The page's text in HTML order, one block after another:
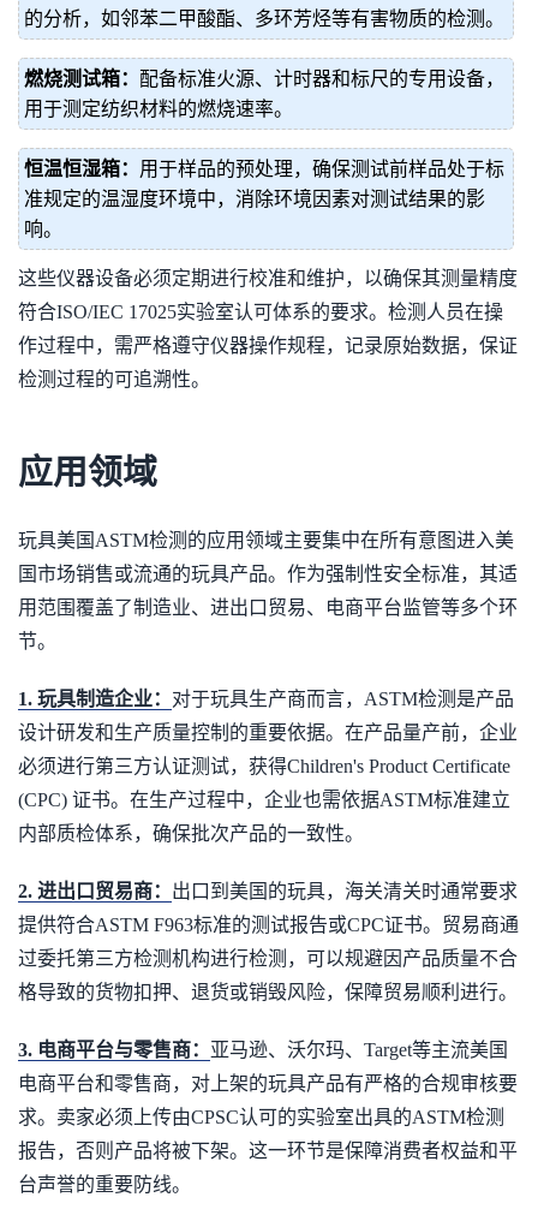
的分析，如邻苯二甲酸酯、多环芳烃等有害物质的检测。
燃烧测试箱： 配备标准火源、计时器和标尺的专用设备，
用于测定纺织材料的燃烧速率。
恒温恒湿箱： 用于样品的预处理，确保测试前样品处于标
准规定的温湿度环境中，消除环境因素对测试结果的影
响。
这些仪器设备必须定期进行校准和维护，以确保其测量精度
符合ISO/IEC 17025实验室认可体系的要求。检测人员在操
作过程中，需严格遵守仪器操作规程，记录原始数据，保证
检测过程的可追溯性。
应用领域
玩具美国ASTM检测的应用领域主要集中在所有意图进入美
国市场销售或流通的玩具产品。作为强制性安全标准，其适
用范围覆盖了制造业、进出口贸易、电商平台监管等多个环
节。
1. 玩具制造企业： 对于玩具生产商而言，ASTM检测是产品
设计研发和生产质量控制的重要依据。在产品量产前，企业
必须进行第三方认证测试，获得Children's Product Certificate
(CPC) 证书。在生产过程中，企业也需依据ASTM标准建立
内部质检体系，确保批次产品的一致性。
2. 进出口贸易商： 出口到美国的玩具，海关清关时通常要求
提供符合ASTM F963标准的测试报告或CPC证书。贸易商通
过委托第三方检测机构进行检测，可以规避因产品质量不合
格导致的货物扣押、退货或销毁风险，保障贸易顺利进行。
3. 电商平台与零售商： 亚马逊、沃尔玛、Target等主流美国
电商平台和零售商，对上架的玩具产品有严格的合规审核要
求。卖家必须上传由CPSC认可的实验室出具的ASTM检测
报告，否则产品将被下架。这一环节是保障消费者权益和平
台声誉的重要防线。